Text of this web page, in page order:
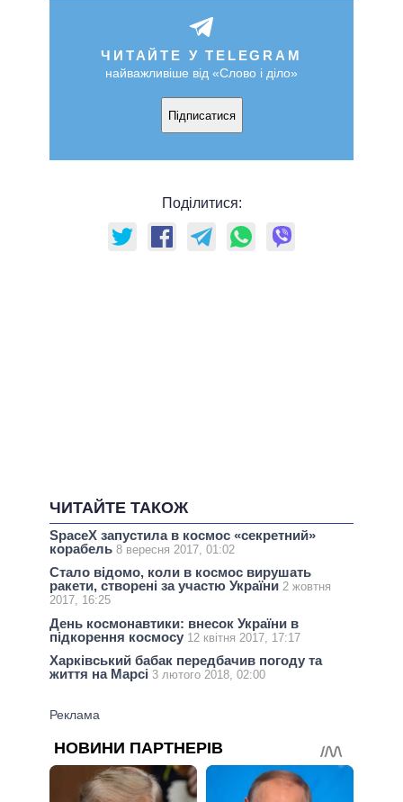
ЧИТАЙТЕ У TELEGRAM
найважливіше від «Слово і діло»
Підписатися
Поділитися:
ЧИТАЙТЕ ТАКОЖ
SpaceX запустила в космос «секретний»
корабель 8 вересня 2017, 01:02
Стало відомо, коли в космос вирушать
ракети, створені за участю України 2 жовтня
2017, 16:25
День космонавтики: внесок України в
підкорення космосу 12 квітня 2017, 17:17
Харківський бабак передбачив погоду та
життя на Марсі 3 лютого 2018, 02:00